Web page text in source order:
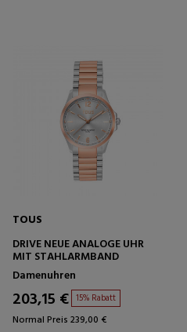
TOUS
DRIVE NEUE ANALOGE UHR
MIT STAHLARMBAND
Damenuhren
203,15 € 15% Rabatt
Normal Preis 239,00 €